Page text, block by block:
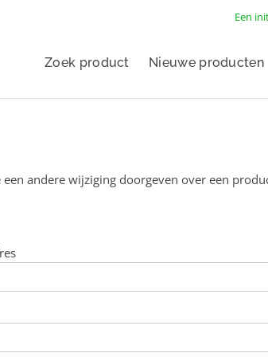
Een
Zoek product Nieuwe producten
andere wijziging doorgeven over een